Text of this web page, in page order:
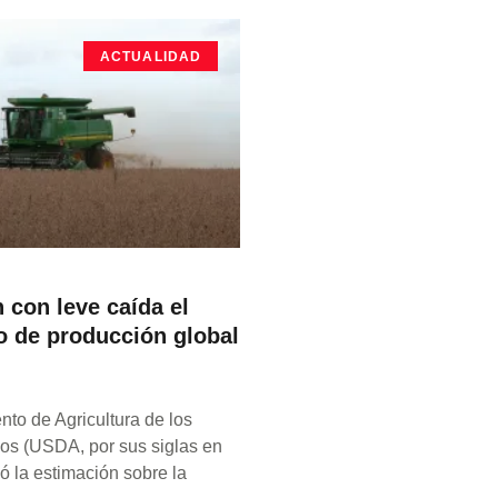
ACTUALIDAD
con leve caída el
de producción global
de Agricultura de los
(USDA, por sus siglas en
la estimación sobre la